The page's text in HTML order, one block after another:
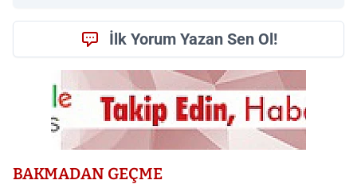
İlk Yorum Yazan Sen Ol!
BAKMADAN GEÇME